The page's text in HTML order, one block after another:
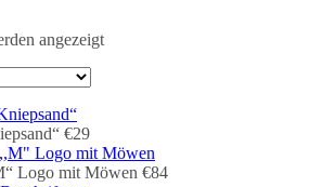
angezeigt
€29
Logo mit Möwen €84